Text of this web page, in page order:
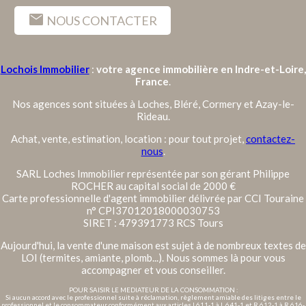
mail NOUS CONTACTER
Lochois Immobilier: votre agence immobilière en Indre-et-Loire,
France.
Nos agences sont situées à Loches, Bléré, Cormery et Azay-le-
Rideau.
Achat, vente, estimation, location : pour tout projet,contactez-
nous.
SARL Loches Immobilier représentée par son gérant Philippe
ROCHER au capital social de 2000 €
Carte professionnelle d'agent immobilier délivrée par CCI Touraine
n° CPI37012018000030753
SIRET : 479391773 RCS Tours
Aujourd'hui, la vente d'une maison est sujet à de nombreux textes de
LOI (termites, amiante, plomb...). Nous sommes là pour vous
accompagner et vous conseiller.
POUR SAISIR LE MEDIATEUR DE LA CONSOMMATION :
Si aucun accord avec le professionnel suite à réclamation, règlement amiable des litiges entre le